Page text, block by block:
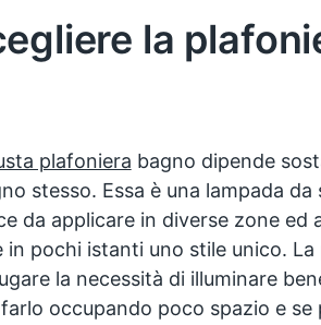
la
plafoniera bagno dipende
stesso. Essa è una lampada
da applicare in diverse zone ed
in pochi istanti uno stile unico. La
la necessità di illuminare
occupando poco spazio e se